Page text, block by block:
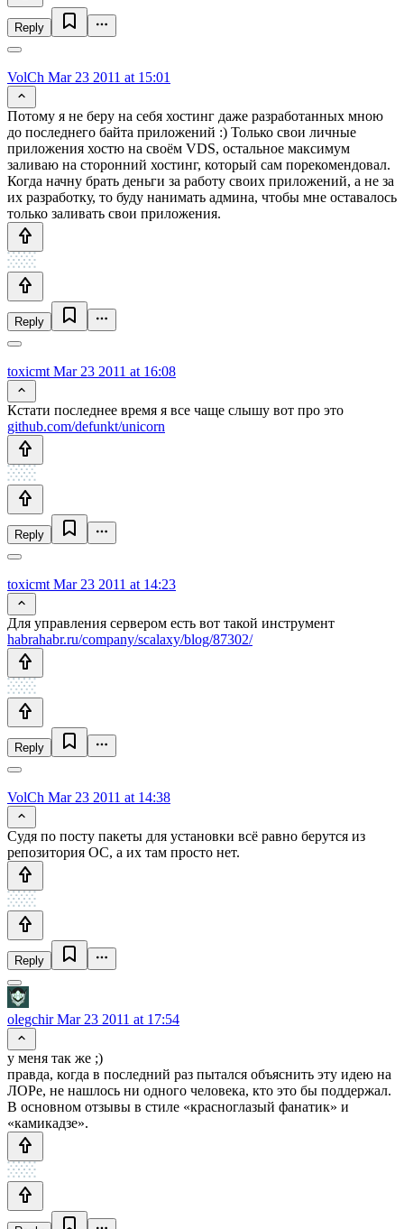
Reply
VolCh Mar 23 2011 at 15:01
Потому я не беру на себя хостинг даже разработанных мною
до последнего байта приложений :) Только свои личные
приложения хостю на своём VDS, остальное максимум
заливаю на сторонний хостинг, который сам порекомендовал.
Когда начну брать деньги за работу своих приложений, а не за
их разработку, то буду нанимать админа, чтобы мне оставалось
только заливать свои приложения.
Reply
toxicmt Mar 23 2011 at 16:08
Кстати последнее время я все чаще слышу вот про это
github.com/defunkt/unicorn
Reply
toxicmt Mar 23 2011 at 14:23
Для управления сервером есть вот такой инструмент
habrahabr.ru/company/scalaxy/blog/87302/
Reply
VolCh Mar 23 2011 at 14:38
Судя по посту пакеты для установки всё равно берутся из
репозитория ОС, а их там просто нет.
Reply
olegchirMar 23 2011 at 17:54
у меня так же ;)
правда, когда в последний раз пытался объяснить эту идею на
ЛОРе, не нашлось ни одного человека, кто это бы поддержал.
В основном отзывы в стиле «красноглазый фанатик» и
«камикадзе».